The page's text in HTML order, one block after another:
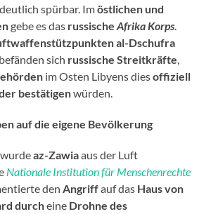
spürbar. Imöstlichen und
gebe es das russische Afrika Korps
al-Dschufra
befänden sich russische Streitkräfte
im Osten Libyens diesoffiziell
bestätigenwürden.
auf die eigene Bevölkerung
wurdeaz-Zawiaaus der Luft
Nationale Institution für Menschenrechte
den Angriffauf das Haus von
durcheine Drohne des